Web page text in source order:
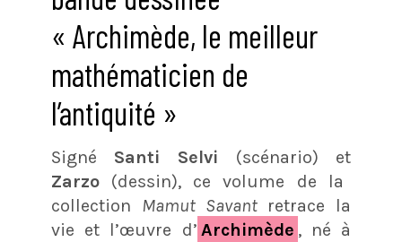
« Archimède, le meilleur
mathématicien de
l’antiquité »
Signé Santi Selvi (scénario) et
Zarzo(dessin), ce volume de la
collection Mamut Savantretrace la
vie et l’œuvre d’ Archimède , né à